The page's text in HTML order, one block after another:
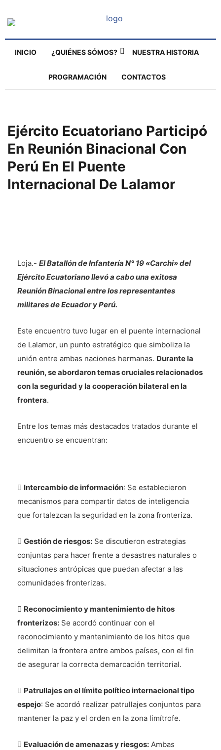
INICIO ¿QUIÉNES SÓMOS? NUESTRA HISTORIA
PROGRAMACIÓN CONTACTOS
Ejército Ecuatoriano Participó
En Reunión Binacional Con
Perú En El Puente
Internacional De Lalamor
Loja.- El Batallón de Infantería N° 19 «Carchi» del
Ejército Ecuatoriano llevó a cabo una exitosa
Reunión Binacional entre los representantes
militares de Ecuador y Perú.
Este encuentro tuvo lugar en el puente internacional
de Lalamor, un punto estratégico que simboliza la
unión entre ambas naciones hermanas. Durante la
reunión, se abordaron temas cruciales relacionados
con la seguridad y la cooperación bilateral en la
frontera.
Entre los temas más destacados tratados durante el
encuentro se encuentran:
 Intercambio de información: Se establecieron
mecanismos para compartir datos de inteligencia
que fortalezcan la seguridad en la zona fronteriza.
 Gestión de riesgos: Se discutieron estrategias
conjuntas para hacer frente a desastres naturales o
situaciones antrópicas que puedan afectar a las
comunidades fronterizas.
 Reconocimiento y mantenimiento de hitos
fronterizos: Se acordó continuar con el
reconocimiento y mantenimiento de los hitos que
delimitan la frontera entre ambos países, con el fin
de asegurar la correcta demarcación territorial.
 Patrullajes en el límite político internacional tipo
espejo: Se acordó realizar patrullajes conjuntos para
mantener la paz y el orden en la zona limítrofe.
 Evaluación de amenazas y riesgos: Ambas